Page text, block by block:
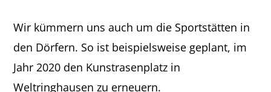
Wir kümmern uns auch um die Sportstätten in
den Dörfern. So ist beispielsweise geplant, im
Jahr 2020 den Kunstrasenplatz in
Weltringhausen zu erneuern.